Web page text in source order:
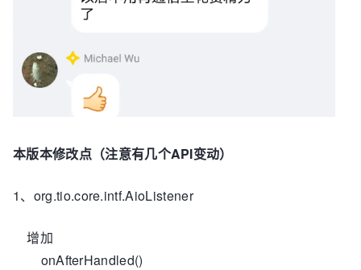
本版本修改点（注意有几个API变动）
1、org.tio.core.intf.AioListener
增加
onAfterHandled()